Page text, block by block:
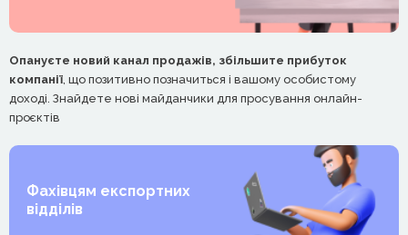
Опануєте новий канал продажів, збільшите прибуток
компанії , що позитивно позначиться і вашому особистому
доході. Знайдете нові майданчики для просування онлайн-
проєктів
Фахівцям експортних
відділів